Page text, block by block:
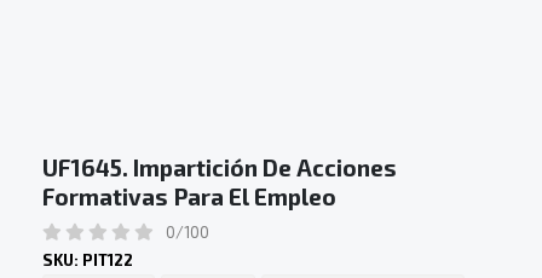
UF1645. Impartición De Acciones
Formativas Para El Empleo
0/100
SKU: PIT122